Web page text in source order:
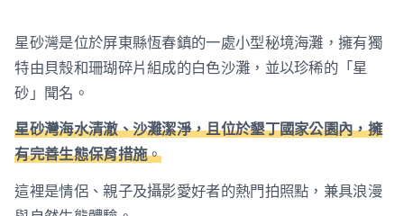
星砂灣是位於屏東縣恆春鎮的一處小型秘境海灘，擁有獨
特由貝殼和珊瑚碎片組成的白色沙灘，並以珍稀的「星
砂」聞名。
星砂灣海水清澈、沙灘潔淨，且位於墾丁國家公園內，擁
有完善生態保育措施。
這裡是情侶、親子及攝影愛好者的熱門拍照點，兼具浪漫